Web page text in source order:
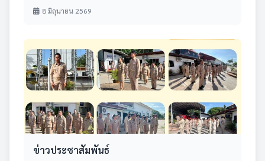
8 มิถุนายน 2569
ข่าวประชาสัมพันธ์